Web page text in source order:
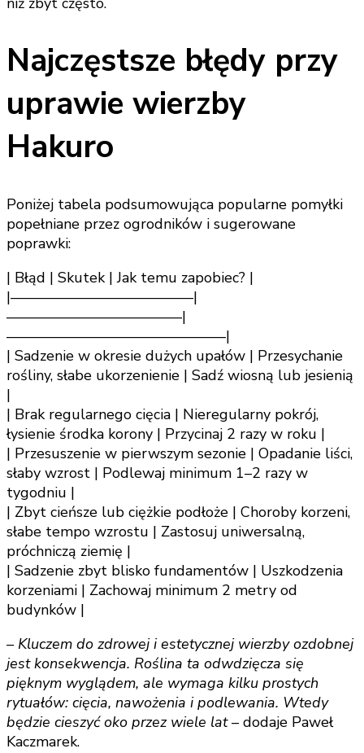
Najczęstsze błędy przy
uprawie wierzby
Hakuro
Poniżej tabela podsumowująca popularne pomyłki
popełniane przez ogrodników i sugerowane
poprawki:
| Błąd | Skutek | Jak temu zapobiec? |
|————————————–|
————————————|
———————————————|
| Sadzenie w okresie dużych upałów | Przesychanie
rośliny, słabe ukorzenienie | Sadź wiosną lub jesienią
|
| Brak regularnego cięcia | Nieregularny pokrój,
łysienie środka korony | Przycinaj 2 razy w roku |
| Przesuszenie w pierwszym sezonie | Opadanie liści,
słaby wzrost | Podlewaj minimum 1–2 razy w
tygodniu |
| Zbyt cieńsze lub ciężkie podłoże | Choroby korzeni,
słabe tempo wzrostu | Zastosuj uniwersalną,
próchniczą ziemię |
| Sadzenie zbyt blisko fundamentów | Uszkodzenia
korzeniami | Zachowaj minimum 2 metry od
budynków |
– Kluczem do zdrowej i estetycznej wierzby ozdobnej
jest konsekwencja. Roślina ta odwdzięcza się
pięknym wyglądem, ale wymaga kilku prostych
rytuałów: cięcia, nawożenia i podlewania. Wtedy
będzie cieszyć oko przez wiele lat – dodaje Paweł
Kaczmarek.